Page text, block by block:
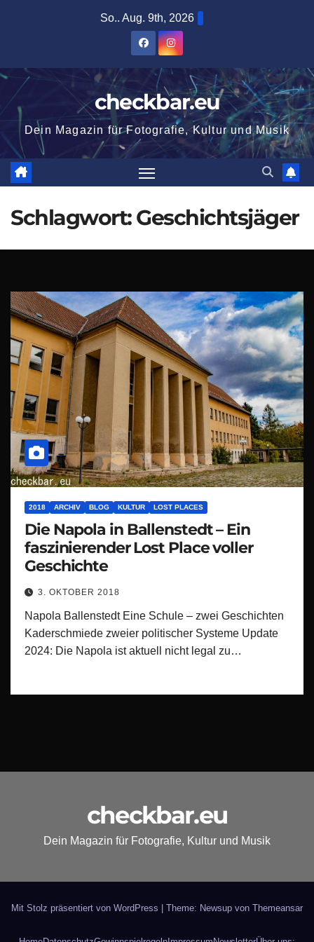
So.. Aug. 9th, 2026
checkbar.eu
Dein Magazin für Fotografie, Kultur und Musik
Schlagwort:Geschichtsjäger
2018 ARCHIV BLOG KULTUR LOST PLACES
Die Napola in Ballenstedt – Ein
faszinierender Lost Place voller
Geschichte
3. OKTOBER 2018
Napola Ballenstedt Eine Schule – zwei Geschichten
Kaderschmiede zweier politischer Systeme Update
2024: Die Napola ist aktuell nicht legal zu…
checkbar.eu
Dein Magazin für Fotografie, Kultur und Musik
Mit Stolz präsentiert von WordPress Theme: Newsup von Themeansar